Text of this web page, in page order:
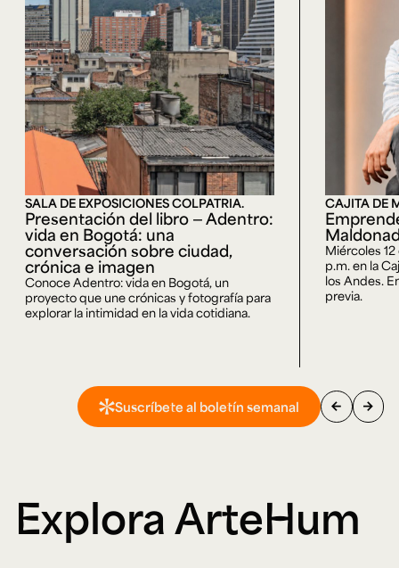
SALA DE EXPOSICIONES COLPATRIA.
Presentación del libro — Adentro:
vida en Bogotá: una
conversación sobre ciudad,
crónica e imagen
Conoce Adentro: vida en Bogotá, un
proyecto que une crónicas y fotografía para
explorar la intimidad en la vida cotidiana.
CAJITA DE
Miércoles
p.m. en la
los Andes.
previa.
Suscríbete al boletín semanal arrow_back arrow_forward
Explora ArteHum